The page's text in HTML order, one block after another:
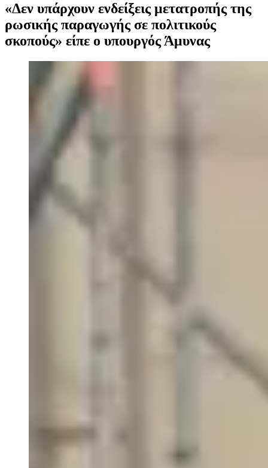
«Δεν υπάρχουν ενδείξεις μετατροπής της
ρωσικής παραγωγής σε πολιτικούς
σκοπούς» είπε ο υπουργός Άμυνας